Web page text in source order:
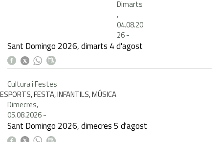
Dimarts
,
04.08.20
26-
Sant Domingo 2026, dimarts 4 d'agost
Cultura i Festes
ESPORTS, FESTA, INFANTILS, MÚSICA
Dimecres,
05.08.2026-
Sant Domingo 2026, dimecres 5 d'agost